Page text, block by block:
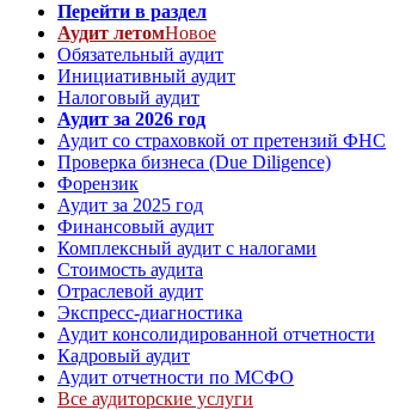
Перейти в раздел
Аудит летомНовое
Обязательный аудит
Инициативный аудит
Налоговый аудит
Аудит за 2026 год
Аудит со страховкой от претензий ФНС
Проверка бизнеса (Due Diligence)
Форензик
Аудит за 2025 год
Финансовый аудит
Комплексный аудит с налогами
Стоимость аудита
Отраслевой аудит
Экспресс-диагностика
Аудит консолидированной отчетности
Кадровый аудит
Аудит отчетности по МСФО
Все аудиторские услуги